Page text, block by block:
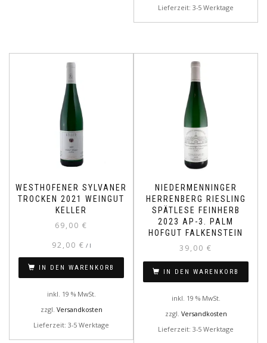
Lieferzeit: 3-5 Werktage
WESTHOFENER SYLVANER
TROCKEN 2021 WEINGUT
KELLER
69,00 €
92,00 € / l
IN DEN WARENKORB
inkl. 19 % MwSt.
zzgl. Versandkosten
Lieferzeit: 3-5 Werktage
NIEDERMENNINGER
HERRENBERG RIESLING
SPÄTLESE FEINHERB
2023 AP-3. PALM
HOFGUT FALKENSTEIN
39,00 €
IN DEN WARENKORB
inkl. 19 % MwSt.
zzgl. Versandkosten
Lieferzeit: 3-5 Werktage